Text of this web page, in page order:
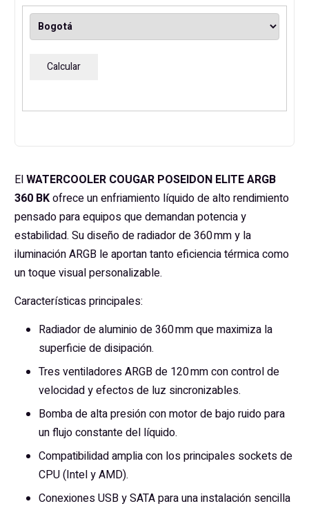
Calcular
ElWATERCOOLER COUGAR POSEIDON ELITE ARGB
360 BKofrece un enfriamiento líquido de alto rendimiento
pensado para equipos que demandan potencia y
estabilidad. Su diseño de radiador de 360 mm y la
iluminación ARGB le aportan tanto eficiencia térmica como
un toque visual personalizable.
Características principales:
Radiador de aluminio de 360 mm que maximiza la
superficie de disipación.
Tres ventiladores ARGB de 120 mm con control de
velocidad y efectos de luz sincronizables.
Bomba de alta presión con motor de bajo ruido para
un flujo constante del líquido.
Compatibilidad amplia con los principales sockets de
CPU (Intel y AMD).
Conexiones USB y SATA para una instalación sencilla